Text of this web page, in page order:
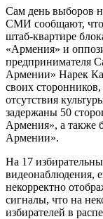
Сам день выборов
СМИ сообщают, что
штаб-квартире
«Армения» и
предпринимателя
Армении» Нарек
своих
отсутствия
задержаны 50
Армения», а также
Армении».
На 17
видеонаблюдения,
некорректно
сигналы, что на
избирателей в